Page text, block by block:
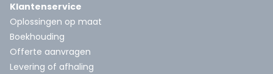
Klantenservice
Oplossingen op maat
Boekhouding
Offerte aanvragen
Levering of afhaling